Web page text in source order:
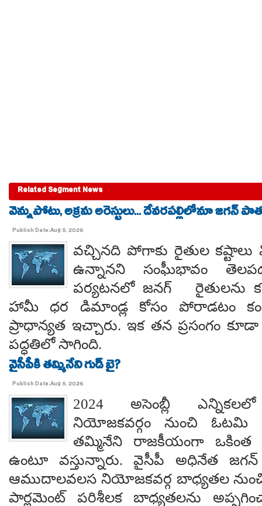
Related Segment News
వెన్నుపోటు, అక్రమ అరెస్టులు... దేవరపల్లిలోనూ జగన్
Publish Date:Aug 5, 2026
వచ్చినది పోగాకు రైతుల
ఉన్నానని సంఘీభావం
పర్యటనలో జనగ్ రైతులను
హామీ ధర డిమాండ్ల కోసం పోరాడటం
ప్రాధాన్యత ఇచ్చారు. ఇక తన ప్రసంగం కూడా
పద్ధతిలో సాగింది.
వైసీపీకి తమ్మినేని గుడ్ బై?
Publish Date:Aug 5, 2026
2024 అసెంబ్లీ
నియోజకవర్గం నుంచి ఓటమి
తమ్మినేని రాజకీయంగా
ఉంటూ వస్తున్నారు. వైసీపీ అధినేత
ఆముదాలవలస నియోజకవర్గ బాధ్యతల నుంచి
పార్లమెంట్ పరిశీలక బాధ్యతలను